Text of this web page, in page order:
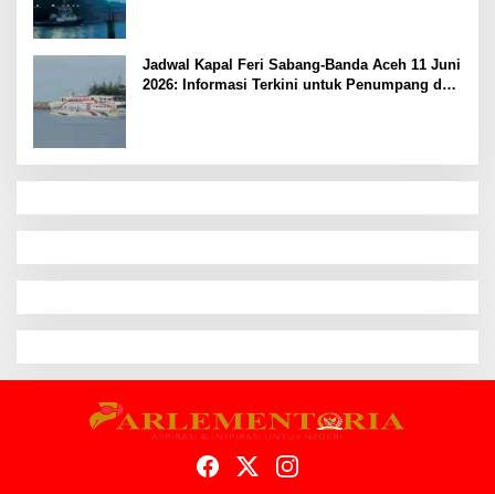
Jadwal Kapal Feri Sabang-Banda Aceh 11 Juni
2026: Informasi Terkini untuk Penumpang dan